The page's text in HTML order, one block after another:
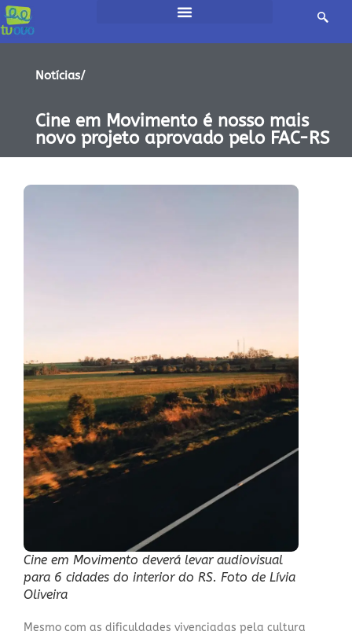
Notícias/
Cine em Movimento é nosso mais
novo projeto aprovado pelo FAC-RS
Cine em Movimento deverá levar audiovisual
para 6 cidades do interior do RS. Foto de Lívia
Oliveira
Mesmo com as dificuldades vivenciadas pela cultura